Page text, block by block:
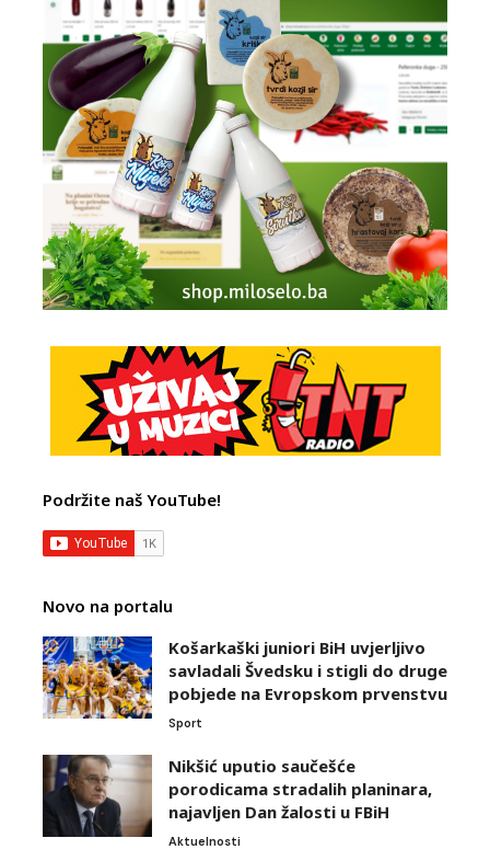
Podržite naš YouTube!
Novo na portalu
Košarkaški juniori BiH uvjerljivo
savladali Švedsku i stigli do druge
pobjede na Evropskom prvenstvu
Sport
Nikšić uputio saučešće
porodicama stradalih planinara,
najavljen Dan žalosti u FBiH
Aktuelnosti